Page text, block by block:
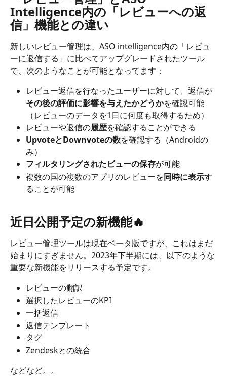
Intelligence内の「レビューへの返
信」機能との違い
新しいレビュー管理は、ASO intelligence内の「レビュ
ーに返信する」に比べてアップグレードされたツール
で、次のようなことが可能となってます：
レビュー返信を行なったユーザーに対して、返信が
その後の評価に影響を与えたかどうかを確認可能
（レビューのデータを1日に何度も取得するため）
レビューや返信の履歴を確認することができる
UpvoteとDownvoteの数を確認する（Androidの
み）
フィルタリングされたビューの保存が可能
複数の国の複数のアプリのレビューを同時に表示す
ることが可能
近日公開予定の新機能🔥
レビュー管理ツールは現在ベータ版ですが、これはまだ
始まりにすぎません。2023年下半期には、以下のような
重要な新機能をリリースする予定です。
レビューの翻訳
選択したレビューのKPI
一括返信
返信テンプレート
タグ
Zendeskとの統合
などなど。。